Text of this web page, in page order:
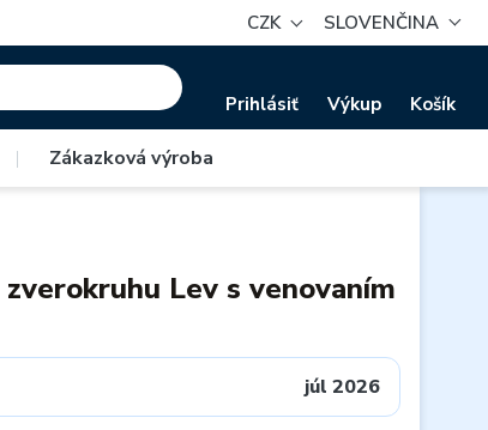
CZK SLOVENČINA
Prihlásiť Výkup Košík
| Zákazková výroba
Lev s venovaním
júl 2026